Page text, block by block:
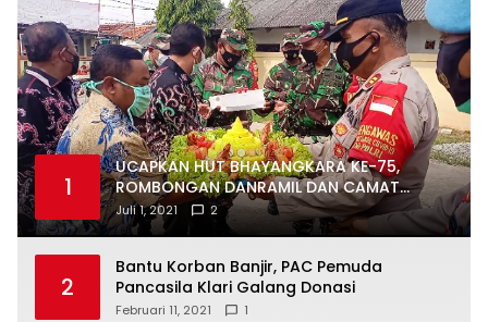
1
UCAPKAN HUT BHAYANGKARA KE-75,
ROMBONGAN DANRAMIL DAN CAMAT
DATANGI MAPOLSEK MUARAGEMBONG
Juli 1, 2021 2
2
Bantu Korban Banjir, PAC Pemuda
Pancasila Klari Galang Donasi
Februari 11, 2021 1